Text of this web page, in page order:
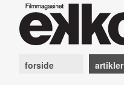
forside artikler